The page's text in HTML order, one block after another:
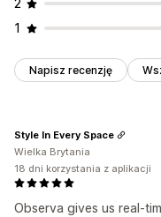
2
1
Napisz recenzję
Observa gives us real-
Style In Every Space
Wielka Brytania
18 dni korzystania z aplikacji